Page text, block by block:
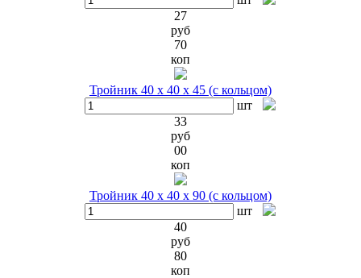
27
руб
70
коп
Тройник 40 х 40 х 45 (с кольцом)
шт
33
руб
00
коп
Тройник 40 х 40 х 90 (с кольцом)
шт
40
руб
80
коп